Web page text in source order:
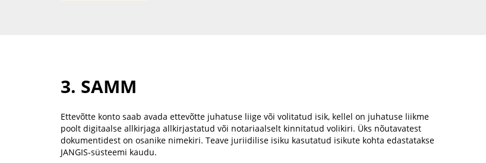
3. SAMM
Ettevõtte konto saab avada ettevõtte juhatuse liige või volitatud isik, kellel on juhatuse liikme
poolt digitaalse allkirjaga allkirjastatud või notariaalselt kinnitatud volikiri. Üks nõutavatest
dokumentidest on osanike nimekiri. Teave juriidilise isiku kasutatud isikute kohta edastatakse
JANGIS-süsteemi kaudu.